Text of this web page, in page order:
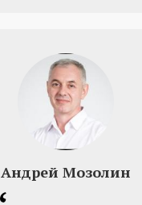
Андрей Мозолин